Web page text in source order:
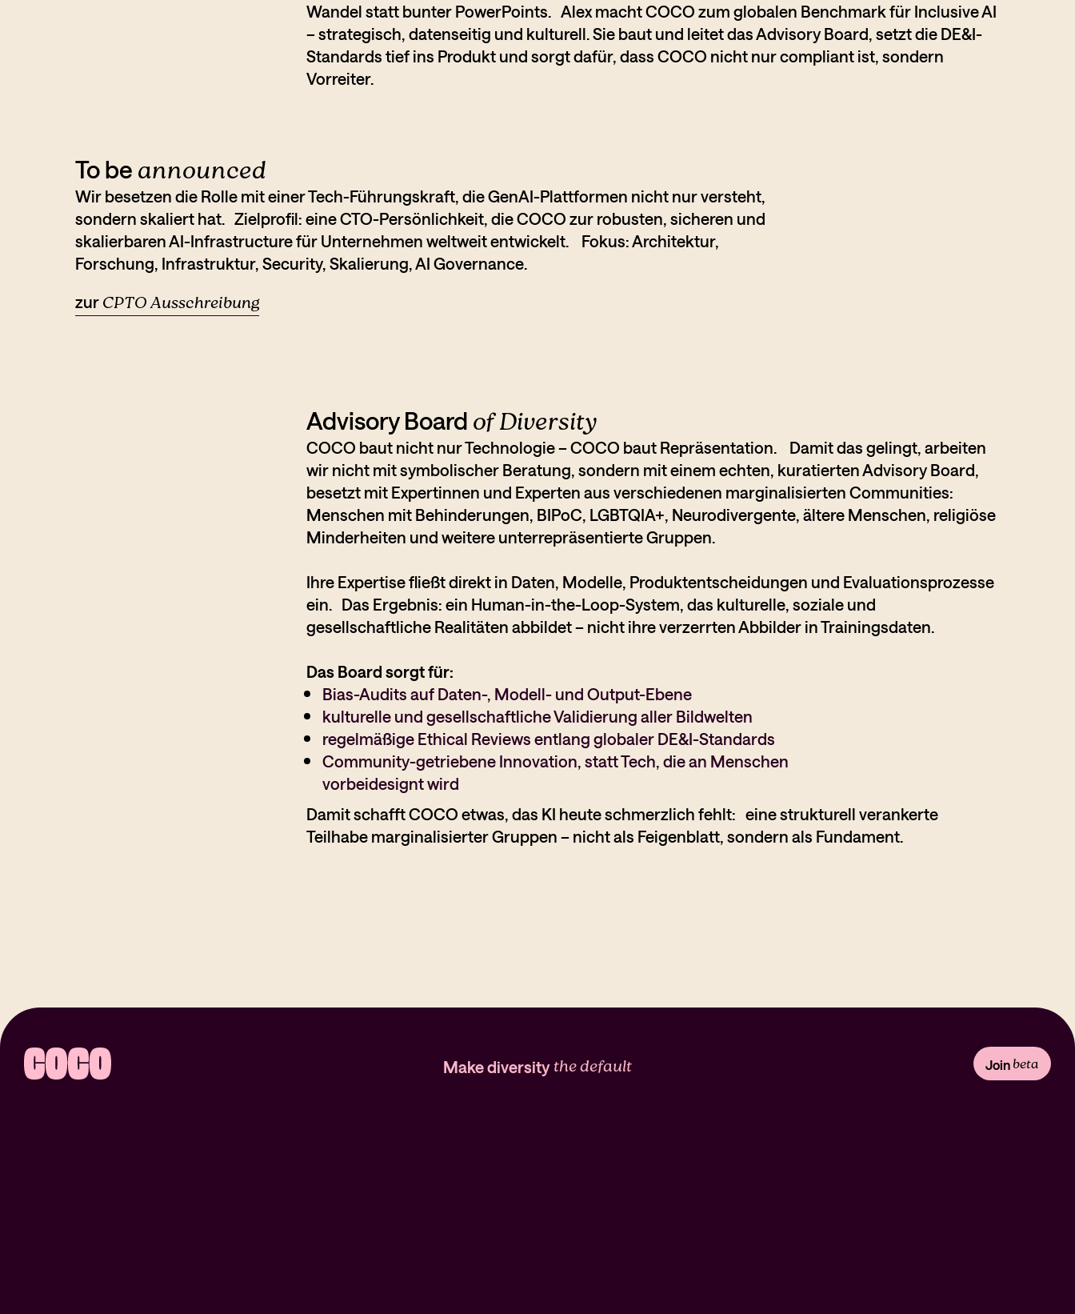
Wandel statt bunter PowerPoints. Alex macht COCO zum globalen Benchmark für Inclusive AI
– strategisch, datenseitig und kulturell. Sie baut und leitet das Advisory Board, setzt die DE&I-
Standards tief ins Produkt und sorgt dafür, dass COCO nicht nur compliant ist, sondern
Vorreiter.
To be announced
Wir besetzen die Rolle mit einer Tech-Führungskraft, die GenAI-Plattformen nicht nur versteht,
sondern skaliert hat. Zielprofil: eine CTO-Persönlichkeit, die COCO zur robusten, sicheren und
skalierbaren AI-Infrastructure für Unternehmen weltweit entwickelt. Fokus: Architektur,
Forschung, Infrastruktur, Security, Skalierung, AI Governance.
zur CPTO Ausschreibung
Advisory Board of Diversity
COCO baut nicht nur Technologie – COCO baut Repräsentation. Damit das gelingt, arbeiten
wir nicht mit symbolischer Beratung, sondern mit einem echten, kuratierten Advisory Board,
besetzt mit Expertinnen und Experten aus verschiedenen marginalisierten Communities:
Menschen mit Behinderungen, BIPoC, LGBTQIA+, Neurodivergente, ältere Menschen, religiöse
Minderheiten und weitere unterrepräsentierte Gruppen.
Ihre Expertise fließt direkt in Daten, Modelle, Produktentscheidungen und Evaluationsprozesse
ein. Das Ergebnis: ein Human-in-the-Loop-System, das kulturelle, soziale und
gesellschaftliche Realitäten abbildet – nicht ihre verzerrten Abbilder in Trainingsdaten.
Das Board sorgt für:
Bias-Audits auf Daten-, Modell- und Output-Ebene
kulturelle und gesellschaftliche Validierung aller Bildwelten
regelmäßige Ethical Reviews entlang globaler DE&I-Standards
Community-getriebene Innovation, statt Tech, die an Menschen
vorbeidesignt wird
Damit schafft COCO etwas, das KI heute schmerzlich fehlt: eine strukturell verankerte
Teilhabe marginalisierter Gruppen – nicht als Feigenblatt, sondern als Fundament.
Make diversitythe default Join beta